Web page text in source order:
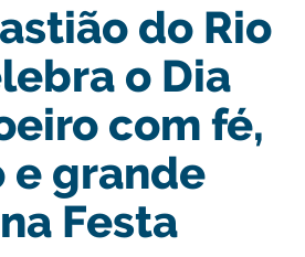
do Rio
o Dia
com fé,
grande
Festa